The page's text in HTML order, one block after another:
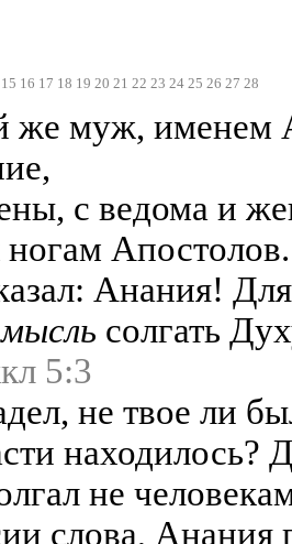
15 16 17 18 19 20 21 22 23 24 25 26 27 28
же муж,
с ведома и
Апостолов.
Анания!
мысль солгать
5:3
не твое ли
находилось?
не
слова, Анания